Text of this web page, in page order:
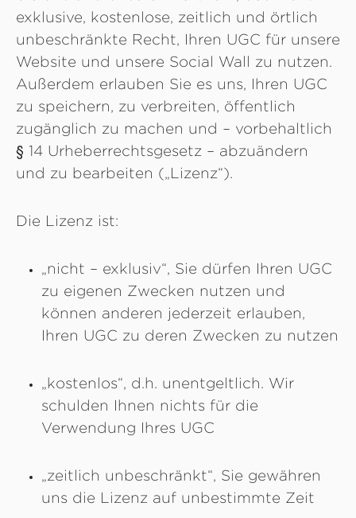
exklusive, kostenlose, zeitlich und örtlich
unbeschränkte Recht, Ihren UGC für unsere
Website und unsere Social Wall zu nutzen.
Außerdem erlauben Sie es uns, Ihren UGC
zu speichern, zu verbreiten, öffentlich
zugänglich zu machen und – vorbehaltlich
§ 14 Urheberrechtsgesetz – abzuändern
und zu bearbeiten („Lizenz“).
Die Lizenz ist:
„nicht – exklusiv“, Sie dürfen Ihren UGC
zu eigenen Zwecken nutzen und
können anderen jederzeit erlauben,
Ihren UGC zu deren Zwecken zu nutzen
„kostenlos“, d.h. unentgeltlich. Wir
schulden Ihnen nichts für die
Verwendung Ihres UGC
„zeitlich unbeschränkt“, Sie gewähren
uns die Lizenz auf unbestimmte Zeit